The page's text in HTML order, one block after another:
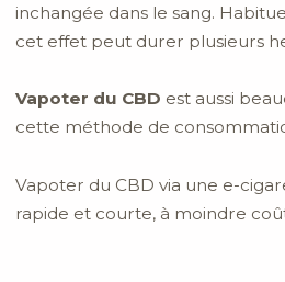
inchangée dans le sang.
cet effet peut durer plusieurs
Vapoter du CBD est aussi
cette méthode de
Vapoter du CBD via une e-
rapide et courte, à moindre